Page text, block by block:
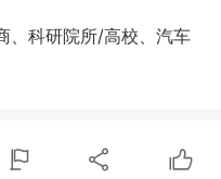
、科研院所/高校、汽车